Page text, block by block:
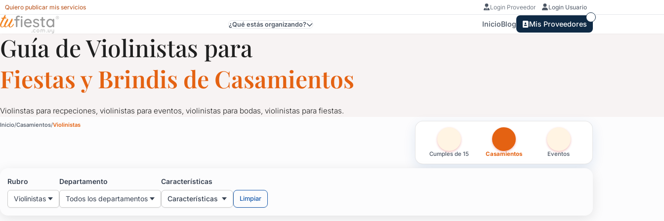
Quiero publicar mis servicios Login Proveedor Login Usuario
Violinistas para Casamientos en Uruguay
¿Qué estás organizando? InicioBlog Mis Proveedores
Guía de Violinistas para
Fiestas y Brindis de Casamientos
Violinstas para recpeciones, violinistas para eventos, violinistas para bodas, violinistas para fiestas.
Inicio Casamientos Violinistas
Cumples de 15 Casamientos Eventos
Rubro
Violinistas
Departamento
Todos los departamentos
Características
Características Limpiar
Violinistas para Casamientos en Uruguay